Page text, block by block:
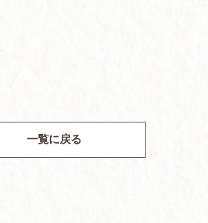
一覧に戻る